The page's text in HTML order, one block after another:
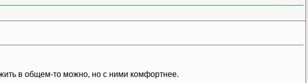
в общем-то можно, но с ними комфортнее.